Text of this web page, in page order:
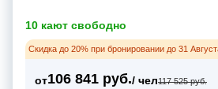
10 кают свободно
Скидка до 20% при бронировании до 31
от106 841 руб./ чел117 525 руб.